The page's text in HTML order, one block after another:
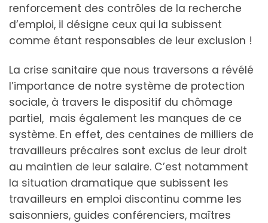
renforcement des contrôles de la recherche
d’emploi, il désigne ceux qui la subissent
comme étant responsables de leur exclusion !
La crise sanitaire que nous traversons a révélé
l’importance de notre système de protection
sociale, à travers le dispositif du chômage
partiel, mais également les manques de ce
système. En effet, des centaines de milliers de
travailleurs précaires sont exclus de leur droit
au maintien de leur salaire. C’est notamment
la situation dramatique que subissent les
travailleurs en emploi discontinu comme les
saisonniers, guides conférenciers, maîtres